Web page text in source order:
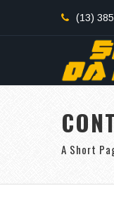
(13)
A Short